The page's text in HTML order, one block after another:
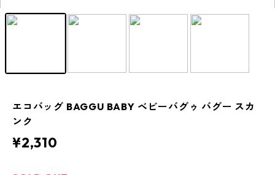
エコバッグ BAGGU BABY ベビーバグゥ バグー スカ
ンク
¥2,310